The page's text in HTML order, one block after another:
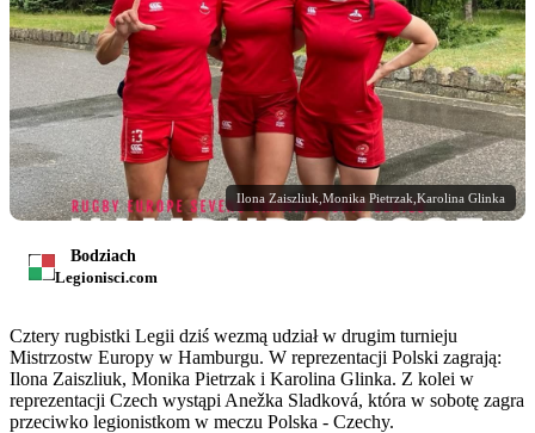
Ilona Zaiszliuk,Monika Pietrzak,Karolina Glinka
Bodziach
Legionisci.com
Cztery rugbistki Legii dziś wezmą udział w drugim turnieju
Mistrzostw Europy w Hamburgu. W reprezentacji Polski zagrają:
Ilona Zaiszliuk, Monika Pietrzak i Karolina Glinka. Z kolei w
reprezentacji Czech wystąpi Anežka Sladková, która w sobotę zagra
przeciwko legionistkom w meczu Polska - Czechy.